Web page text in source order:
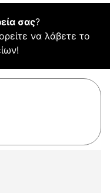
σας?
να λάβετε το